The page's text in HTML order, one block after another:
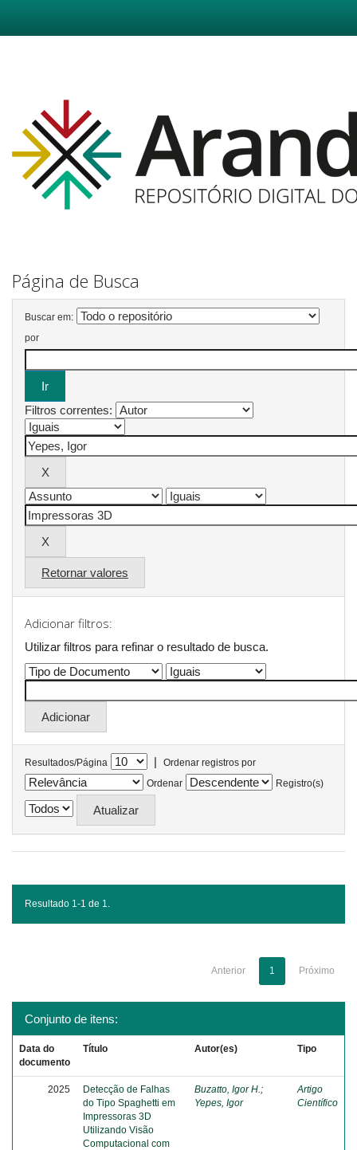
Página de Busca
Buscar em:
por
Filtros correntes:
Retornar valores
Adicionar filtros:
Utilizar filtros para refinar o resultado de busca.
Resultados/Página |
Ordenar registros por
Ordenar
Registro(s)
Resultado 1-1 de 1.
Anterior 1 Próximo
Conjunto de itens:
Data do
documento
Título Autor(es) Tipo
2025
Detecção de Falhas
do Tipo Spaghetti em
Impressoras 3D
Utilizando Visão
Computacional com
Buzatto, Igor H.;
Yepes, Igor
Artigo
Científico